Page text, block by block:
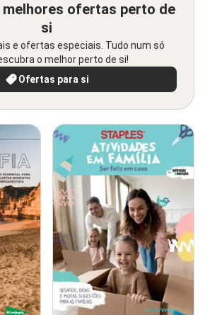
melhores ofertas perto de
si
e ofertas especiais. Tudo num só
o melhor perto de si!
Ofertas para si